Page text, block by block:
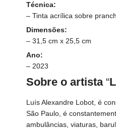
Técnica:
– Tinta acrílica sobre
Dimensões:
– 31,5 cm x 25,5 cm
Ano:
– 2023
Sobre o artista“
Luís Alexandre Lobot, é
São Paulo, é
ambulâncias, viaturas,